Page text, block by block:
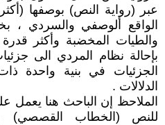
عبر (رواية النص) بوصفها
الواقع ألوصفي والسردي ،
والطيات المخضبة وأكثر
بإحالة نظام المردي الى
الجزئيات في بنية واحدة
الدلالات .
الملاحظ إن الباحث هنا يعمل
للنص (الخطاب القصصي)